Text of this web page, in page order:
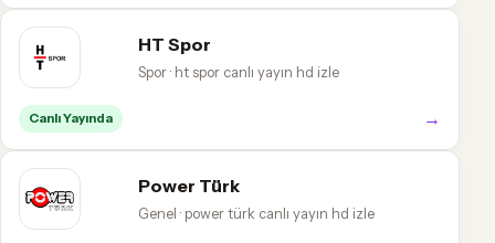
HT Spor
Spor · ht spor canlı yayın hd izle
Canlı Yayında →
Power Türk
Genel · power türk canlı yayın hd izle